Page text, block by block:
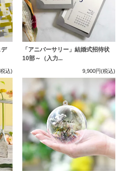
デ
込)
「アニバーサリー」結婚式招待状
10部～（入力...
9,900円(税込)